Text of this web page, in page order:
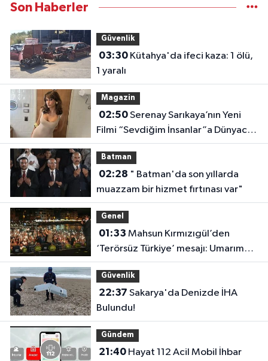
Son Haberler
Güvenlik
03:30Kütahya'da ifeci kaza: 1 ölü,
1 yaralı
Magazin
02:50Serenay Sarıkaya’nın Yeni
Filmi “Sevdiğim İnsanlar”a Dünyaca
Ünlü Oyuncu
Batman
02:28
muazzam bir hizmet fırtınası var"
Genel
01:33
‘Terörsüz Türkiye’ mesajı: Umarım
barış kalıcı olur
Güvenlik
22:37
Bulundu!
Gündem
21:40Hayat 112 Acil Mobil İhbar